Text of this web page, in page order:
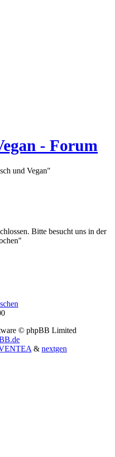
- Forum
und Vegan"
Bitte besucht uns in der
© phpBB Limited
& nextgen